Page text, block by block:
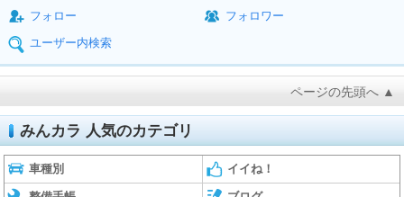
フォロー
フォロワー
ユーザー内検索
ページの先頭へ ▲
みんカラ 人気のカテゴリ
車種別 イイね！